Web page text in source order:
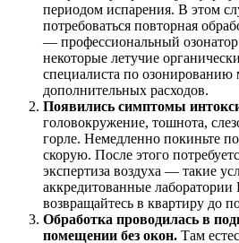
периодом испарения. В этом
потребоваться повторная
— профессиональный озонатор
некоторые летучие
специалиста по озонированию
дополнительных расходов.
Появились симптомы
головокружение, тошнота,
горле. Немедленно покиньте
скорую. После этого
экспертиза воздуха — такие
аккредитованные лаборатории
возвращайтесь в квартиру до
Обработка проводилась в
помещении без окон. Там